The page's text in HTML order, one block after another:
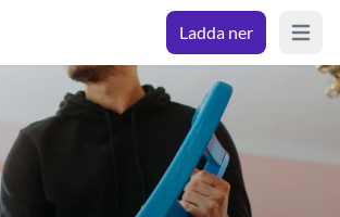
Ladda ner Open